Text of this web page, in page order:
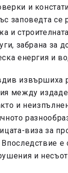
и
заповедта се
и
забрана за
енергия и
извършиха
между
и
виза за
е
и